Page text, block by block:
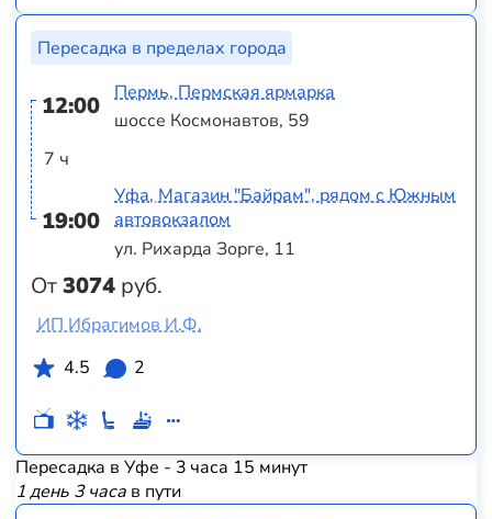
Пересадка в пределах города
12:00
7 ч
19:00
От3074 руб.
Пермь, Пермская ярмарка
шоссе Космонавтов, 59
Уфа, Магазин "Байрам", рядом с Южным
автовокзалом
ул. Рихарда Зорге, 11
ИП Ибрагимов И.Ф.
4.5
2
Пересадка в Уфе - 3 часа 15 минут
1 день 3 часав пути